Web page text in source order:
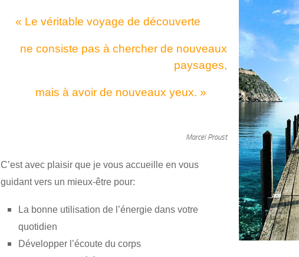
« Le véritable voyage de découverte
ne consiste pas à chercher de nouveaux
paysages,
mais à avoir de nouveaux yeux. »
Marcel Proust
C’est avec plaisir que je vous accueille en vous
guidant vers un mieux-être pour:
La bonne utilisation de l’énergie dans votre
quotidien
Développer l’écoute du corps